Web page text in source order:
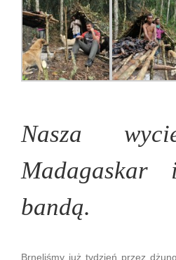
Nasza
bandą.
Brnęliśmy już tydzień przez